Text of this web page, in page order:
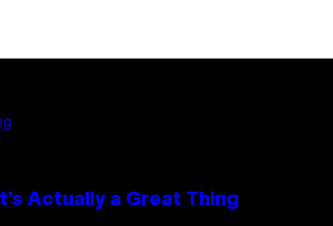
Actually a Great Thing